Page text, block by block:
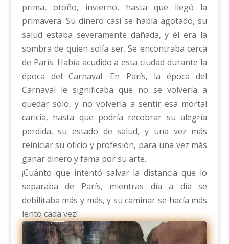
prima, otoño, invierno, hasta que llegó la
primavera. Su dinero casi se había agotado, su
salud estaba severamente dañada, y él era la
sombra de quien solía ser. Se encontraba cerca
de París. Había acudido a esta ciudad durante la
época del Carnaval. En París, la época del
Carnaval le significaba que no se volvería a
quedar solo, y no volvería a sentir esa mortal
caricia, hasta que podría recobrar su alegría
perdida, su estado de salud, y una vez más
reiniciar su oficio y profesión, para una vez más
ganar dinero y fama por su arte.
¡Cuánto que intentó salvar la distancia que lo
separaba de París, mientras día a día se
debilitaba más y más, y su caminar se hacía más
lento cada vez!